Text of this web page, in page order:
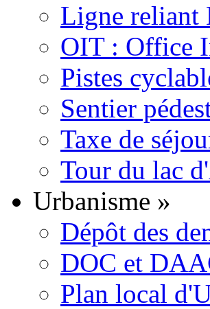
Ligne reliant
OIT : Office
Pistes
Sentier
Taxe de
Tour du lac
Urbanisme »
Dépôt des
DOC et
Plan local